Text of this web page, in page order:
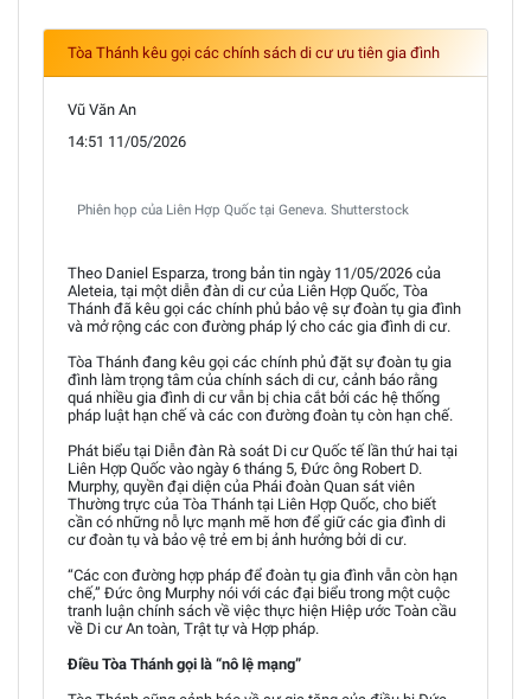
Tòa Thánh kêu gọi các chính sách di cư ưu tiên gia đình
Vũ Văn An
14:51 11/05/2026
Phiên họp của Liên Hợp Quốc tại Geneva. Shutterstock
Theo Daniel Esparza, trong bản tin ngày 11/05/2026 của
Aleteia, tại một diễn đàn di cư của Liên Hợp Quốc, Tòa
Thánh đã kêu gọi các chính phủ bảo vệ sự đoàn tụ gia đình
và mở rộng các con đường pháp lý cho các gia đình di cư.
Tòa Thánh đang kêu gọi các chính phủ đặt sự đoàn tụ gia
đình làm trọng tâm của chính sách di cư, cảnh báo rằng
quá nhiều gia đình di cư vẫn bị chia cắt bởi các hệ thống
pháp luật hạn chế và các con đường đoàn tụ còn hạn chế.
Phát biểu tại Diễn đàn Rà soát Di cư Quốc tế lần thứ hai tại
Liên Hợp Quốc vào ngày 6 tháng 5, Đức ông Robert D.
Murphy, quyền đại diện của Phái đoàn Quan sát viên
Thường trực của Tòa Thánh tại Liên Hợp Quốc, cho biết
cần có những nỗ lực mạnh mẽ hơn để giữ các gia đình di
cư đoàn tụ và bảo vệ trẻ em bị ảnh hưởng bởi di cư.
“Các con đường hợp pháp để đoàn tụ gia đình vẫn còn hạn
chế,” Đức ông Murphy nói với các đại biểu trong một cuộc
tranh luận chính sách về việc thực hiện Hiệp ước Toàn cầu
về Di cư An toàn, Trật tự và Hợp pháp.
Điều Tòa Thánh gọi là “nô lệ mạng”